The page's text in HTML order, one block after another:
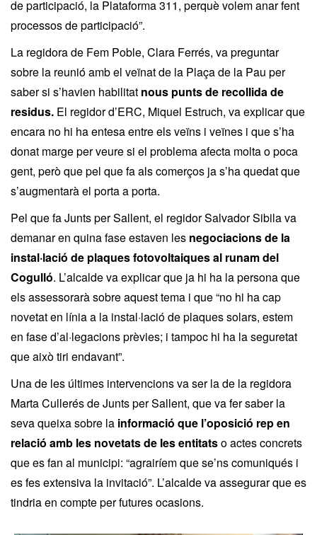
de participació, la Plataforma 311, perquè volem anar fent
processos de participació”.
La regidora de Fem Poble, Clara Ferrés, va preguntar
sobre la reunió amb el veïnat de la Plaça de la Pau per
saber si s’havien habilitat nous punts de recollida de
residus. El regidor d’ERC, Miquel Estruch, va explicar que
encara no hi ha entesa entre els veïns i veïnes i que s’ha
donat marge per veure si el problema afecta molta o poca
gent, però que pel que fa als comerços ja s’ha quedat que
s’augmentarà el porta a porta.
Pel que fa Junts per Sallent, el regidor Salvador Sibila va
demanar en quina fase estaven les negociacions de la
instal·lació de plaques fotovoltaiques al runam del
Cogulló. L’alcalde va explicar que ja hi ha la persona que
els assessorarà sobre aquest tema i que “no hi ha cap
novetat en línia a la instal·lació de plaques solars, estem
en fase d’al·legacions prèvies; i tampoc hi ha la seguretat
que això tiri endavant”.
Una de les últimes intervencions va ser la de la regidora
Marta Cullerés de Junts per Sallent, que va fer saber la
seva queixa sobre la informació que l’oposició rep en
relació amb les novetats de les entitatso actes concrets
que es fan al municipi: “agrairíem que se’ns comuniqués i
es fes extensiva la invitació”. L’alcalde va assegurar que es
tindria en compte per futures ocasions.